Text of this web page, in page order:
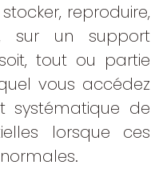
reproduire,
sur un support
tout ou partie
vous accédez
systématique de
lorsque ces